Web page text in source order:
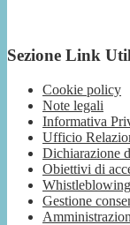
Sezione Link
Cookie policy
Note legali
Informativa
Ufficio
Dichiarazione
Obiettivi di
Whistleblowing
Gestione